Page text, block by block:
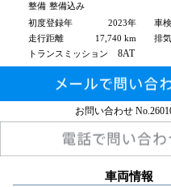
整備 整備込み
初度登録年
2023年 車検
走行距離
17,740 km 排
トランスミッション
8AT
お問い合わせ No.
車両情報